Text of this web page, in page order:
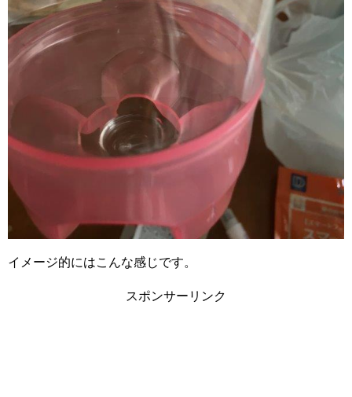
イメージ的にはこんな感じです。
スポンサーリンク